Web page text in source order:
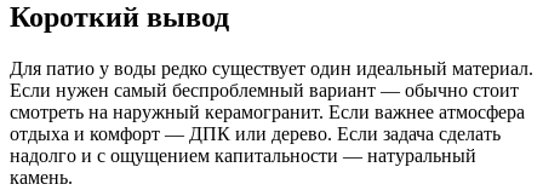
Короткий вывод
Для патио у воды редко существует один идеальный материал.
Если нужен самый беспроблемный вариант — обычно стоит
смотреть на наружный керамогранит. Если важнее атмосфера
отдыха и комфорт — ДПК или дерево. Если задача сделать
надолго и с ощущением капитальности — натуральный
камень.